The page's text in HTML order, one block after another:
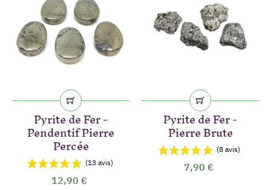
Pyrite de Fer -
Pendentif Pierre
Percée
12,90 €
Pyrite de Fer -
Pierre Brute
7,90 €